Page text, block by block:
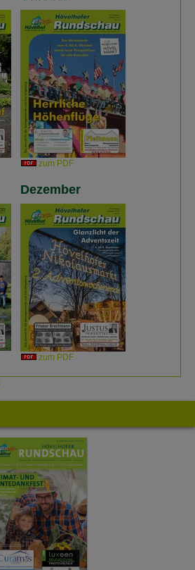
zum PDF
Dezember
zum PDF